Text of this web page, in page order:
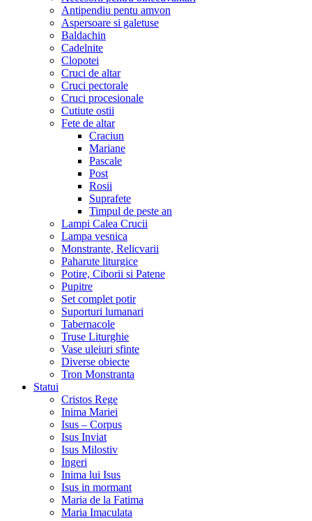
Antipendiu pentu amvon
Aspersoare si galetuse
Baldachin
Cadelnite
Clopotei
Cruci de altar
Cruci pectorale
Cruci procesionale
Cutiute ostii
Fete de altar
Craciun
Mariane
Pascale
Post
Rosii
Suprafete
Timpul de peste an
Lampi Calea Crucii
Lampa vesnica
Monstrante, Relicvarii
Paharute liturgice
Potire, Ciborii si Patene
Pupitre
Set complet potir
Suporturi lumanari
Tabernacole
Truse Liturghie
Vase uleiuri sfinte
Diverse obiecte
Tron Monstranta
Statui
Cristos Rege
Inima Mariei
Isus – Corpus
Isus Inviat
Isus Milostiv
Ingeri
Inima lui Isus
Isus in mormant
Maria de la Fatima
Maria Imaculata